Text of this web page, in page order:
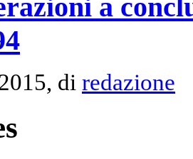
a
di redazione